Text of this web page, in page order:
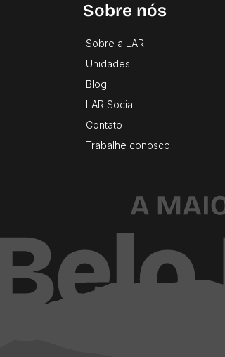
Sobre nós
Sobre a LAR
Unidades
Blog
LAR Social
Contato
Trabalhe conosco